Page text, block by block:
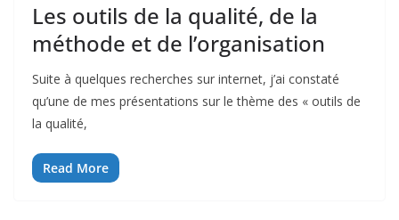
Les outils de la qualité, de la
méthode et de l’organisation
Suite à quelques recherches sur internet, j’ai constaté
qu’une de mes présentations sur le thème des « outils de
la qualité,
Read More